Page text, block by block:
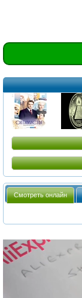
Смотреть онлайн